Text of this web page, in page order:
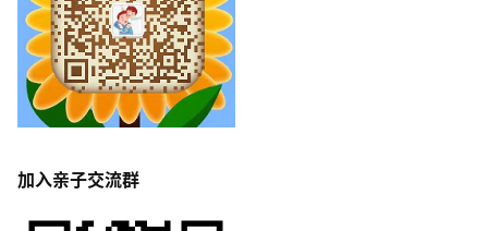
加入亲子交流群